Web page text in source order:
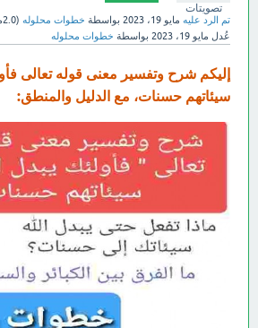
تصويتات
تم الرد عليه مايو 19، 2023 بواسطة خطوات محلوله (2.0مليون
عُدل مايو 19، 2023 بواسطة خطوات محلوله
إليكم شرح وتفسير معنى قوله تعالى
سيئاتهم حسنات، مع الدليل والمنطق: